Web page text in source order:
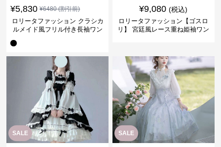
¥5,830 ¥6480(割引前)
ロリータファッション クラシカ
ルメイド風フリル付き長袖ワン
¥9,080 (税込)
ロリータファッション【ゴスロ
リ】 宮廷風レース重ね姫袖ワン
SALE SALE